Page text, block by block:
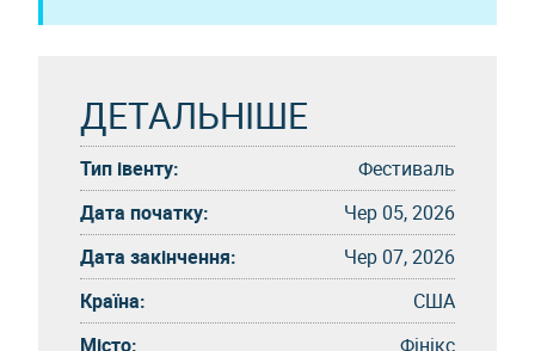
ДЕТАЛЬНІШЕ
Тип івенту:
Фестиваль
Дата початку:
Чер 05, 2026
Дата закінчення:
Чер 07, 2026
Країна:
США
Місто:
Фінікс